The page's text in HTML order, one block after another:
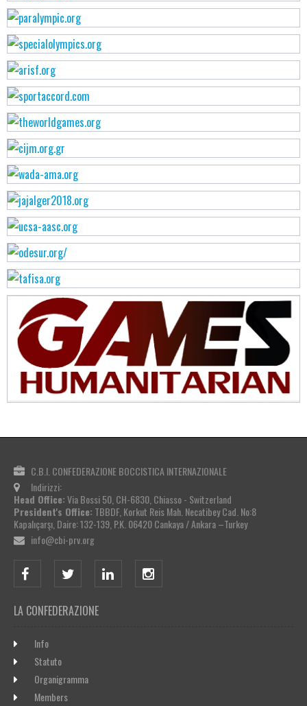
C.B.I. CONFEDERAZIONE BOCCISTICA INTERNAZIONALE
Indirizzi:
Head Office:Via Bossi 50, CH-6830, Chiasso - Switzerland
President's Office: TBBDF, Korkut Reis Mah. Necatibey Cad. No:8
Kapalıçarşı, Daire: 132-139, P.K. 06420 Cankaya / Ankara –Turkey
info@cbi-prv.org
LA CONFEDERAZIONE
Info
Statuto
Organigramma
Members